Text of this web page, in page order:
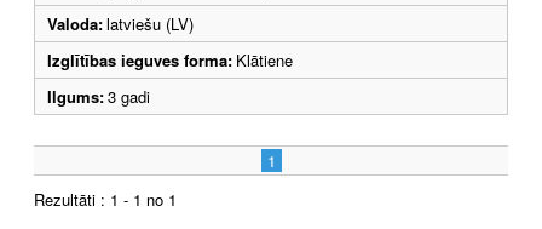
Valoda:latviešu (LV)
Izglītības ieguves forma: Klātiene
Ilgums:3 gadi
1
Rezultāti : 1 - 1 no 1